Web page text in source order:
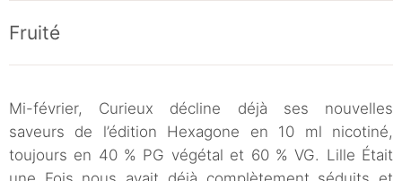
Fruité
Mi-février, Curieux décline déjà ses nouvelles
saveurs de l’édition Hexagone en 10 ml nicotiné,
toujours en 40 % PG végétal et 60 % VG. Lille Était